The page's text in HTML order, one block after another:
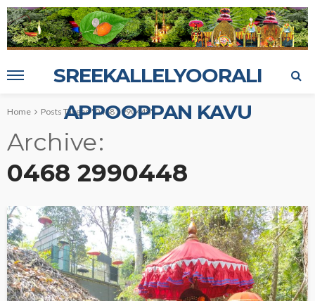
SREEKALLELYOORALI
APPOOPPAN KAVU
Home Posts Tagged "0468 2990448"
Archive
0468 2990448